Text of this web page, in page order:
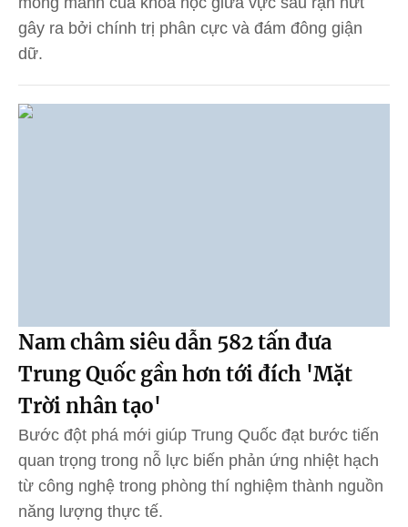
gây ra bởi chính trị phân cực và đám đông giận
dữ.
Nam châm siêu dẫn 582 tấn đưa
Trung Quốc gần hơn tới đích 'Mặt
Trời nhân tạo'
Bước đột phá mới giúp Trung Quốc đạt bước tiến
quan trọng trong nỗ lực biến phản ứng nhiệt hạch
từ công nghệ trong phòng thí nghiệm thành nguồn
năng lượng thực tế.